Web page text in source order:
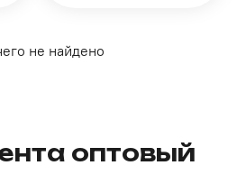
не найдено
оптовый